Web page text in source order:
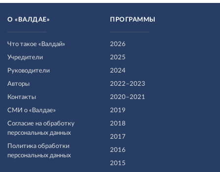
О «ВАЛДАЕ»
Что такое «Валдай»
Учредители
Руководители
Авторы
Контакты
СМИ о «Валдае»
Согласие на обработку
персональных данных
Политика обработки
персональных данных
ПРОГРАММЫ
2026
2025
2024
2022–2023
2020–2021
2019
2018
2017
2016
2015